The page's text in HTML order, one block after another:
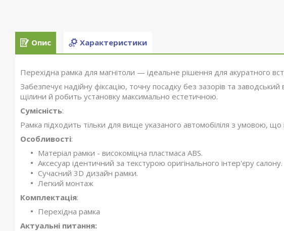
Опис Характеристики
Перехідна рамка для магнітоли — ідеальне рішення для акуратного
Забезпечує надійну фіксацію, точну посадку без зазорів та
щілини й робить установку максимально естетичною.
Сумісність:
Рамка підходить тільки для вище указаного автомобіліля з умовою,
Особливості:
Матеріал рамки - високоміцна пластмаса ABS.
Аксесуар ідентичний за текстурою оригінального інтер'єру салону.
Сучасний 3D дизайн рамки.
Легкий монтаж
Комплектація:
Перехідна рамка
Актуальні питання: